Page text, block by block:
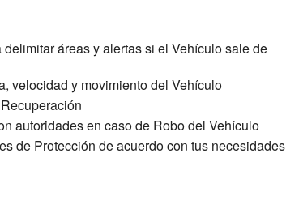
delimitar áreas y alertas si el Vehículo sale de
velocidad y movimiento del Vehículo
autoridades en caso de Robo del Vehículo
de Protección de acuerdo con tus necesidades